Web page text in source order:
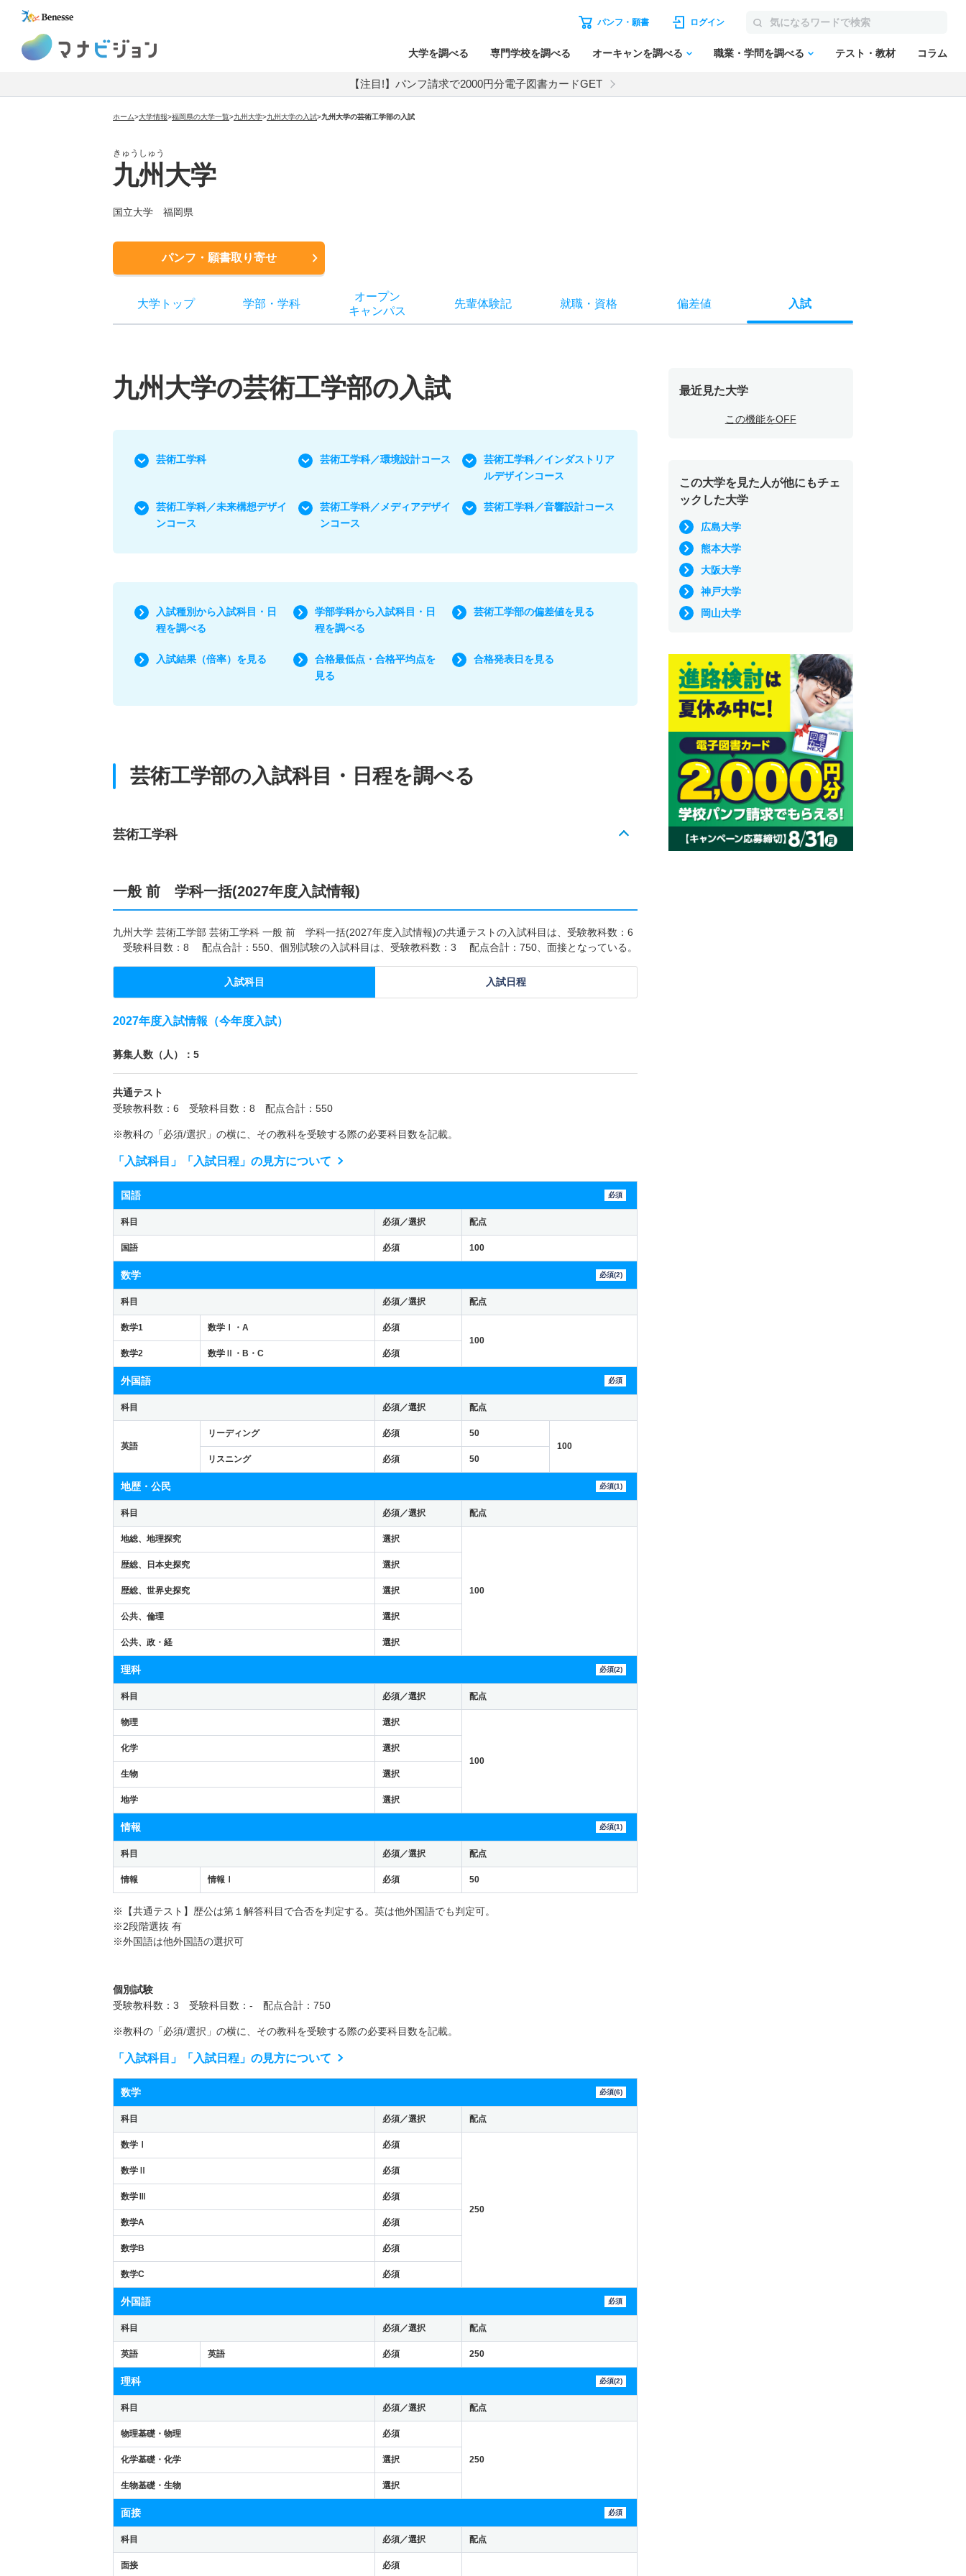
パンフ・願書 ログイン
大学を調べる 専門学校を調べる オーキャンを調べる 職業・学問を調べる テスト・教材 コラム
【注目!】パンフ請求で2000円分電子図書カードGET
ホーム>大学情報>福岡県の大学一覧>九州大学>九州大学の入試>九州大学の芸術工学部の入試
きゅうしゅう
九州大学
国立大学 福岡県
パンフ・願書取り寄せ
大学トップ 学部 ・ 学科
オープン
キャンパス
先輩体験記 就職・ 資格 偏差値 入試
九州大学の芸術工学部の入試
芸術工学科 芸術工学科／環境設計コース
芸術工学科／インダストリア
ルデザインコース
芸術工学科／未来構想デザイ
ンコース
芸術工学科／メディアデザイ
ンコース
芸術工学科／音響設計コース
入試種別から入試科目・日
程を調べる
学部学科から入試科目・日
程を調べる
芸術工学部の偏差値を見る
入試結果（倍率）を見る
合格最低点・合格平均点を
見る
合格発表日を見る
芸術工学部の入試科目・日程を調べる
芸術工学科
一般 前 学科一括(2027年度入試情報)
九州大学 芸術工学部 芸術工学科 一般 前 学科一括(2027年度入試情報)の共通テストの入試科目は、受験教科数：6
受験科目数：8 配点合計：550、個別試験の入試科目は、受験教科数：3 配点合計：750、面接となっている。
入試科目 入試日程
2027年度入試情報（今年度入試）
募集人数（人）：5
共通テスト
受験教科数：6 受験科目数：8 配点合計：550
※教科の「必須/選択」の横に、その教科を受験する際の必要科目数を記載。
「入試科目」「入試日程」の見方について
国語 必須
科目 必須／選択 配点
国語 必須 100
数学 必須(2)
科目 必須／選択 配点
数学1 数学Ⅰ・A
必須
100
数学2
数学Ⅱ・B・C 必須
外国語 必須
科目 必須／選択 配点
英語
リーディング 必須
50
100
リスニング
必須 50
地歴・公民 必須(1)
科目 必須／選択 配点
地総、地理探究 選択
100
歴総、日本史探究 選択
歴総、世界史探究 選択
公共、倫理 選択
公共、政・経 選択
理科 必須(2)
科目 必須／選択 配点
物理 選択
100
化学 選択
生物 選択
地学 選択
情報 必須(1)
科目 必須／選択 配点
情報 情報Ⅰ 必須 50
※【共通テスト】歴公は第１解答科目で合否を判定する。英は他外国語でも判定可。
※2段階選抜 有
※外国語は他外国語の選択可
個別試験
受験教科数：3 受験科目数：- 配点合計：750
※教科の「必須/選択」の横に、その教科を受験する際の必要科目数を記載。
「入試科目」「入試日程」の見方について
数学 必須(6)
科目 必須／選択 配点
数学Ⅰ 必須
250
数学Ⅱ 必須
数学Ⅲ 必須
数学A 必須
数学B 必須
数学C 必須
外国語 必須
科目 必須／選択 配点
英語 英語 必須 250
理科 必須(2)
科目 必須／選択 配点
物理基礎・物理 必須
250
化学基礎・化学 選択
生物基礎・生物 選択
面接 必須
科目 必須／選択 配点
面接 必須
最近見た大学
この機能をOFF
この大学を見た人が他にもチェ
ックした大学
広島大学
熊本大学
大阪大学
神戸大学
岡山大学